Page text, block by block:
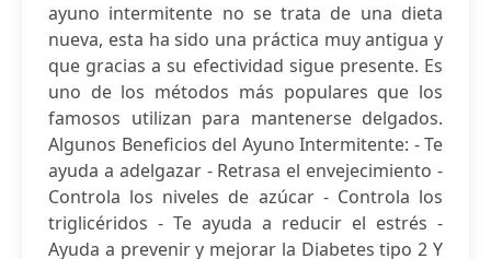
ayuno intermitente no se trata de una dieta
nueva, esta ha sido una práctica muy antigua y
que gracias a su efectividad sigue presente. Es
uno de los métodos más populares que los
famosos utilizan para mantenerse delgados.
Algunos Beneficios del Ayuno Intermitente: - Te
ayuda a adelgazar - Retrasa el envejecimiento -
Controla los niveles de azúcar - Controla los
triglicéridos - Te ayuda a reducir el estrés -
Ayuda a prevenir y mejorar la Diabetes tipo 2 Y